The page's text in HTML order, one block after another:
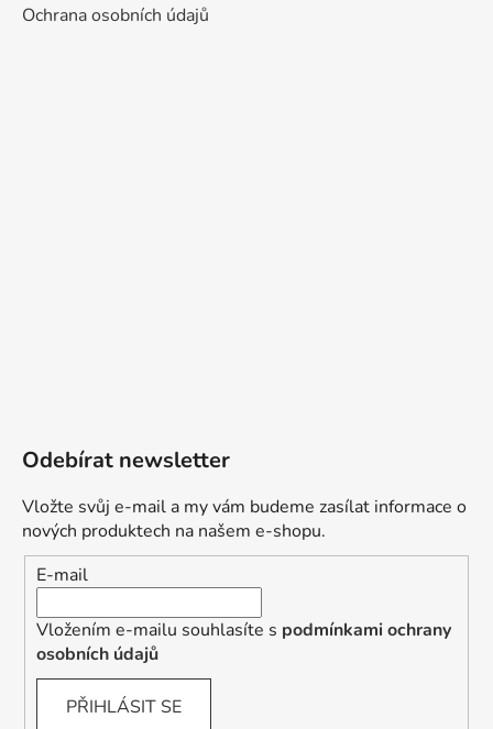
Ochrana osobních údajů
Odebírat newsletter
Vložte svůj e-mail a my vám budeme zasílat informace o
nových produktech na našem e-shopu.
E-mail
Vložením e-mailu souhlasíte s podmínkami ochrany
osobních údajů
PŘIHLÁSIT SE